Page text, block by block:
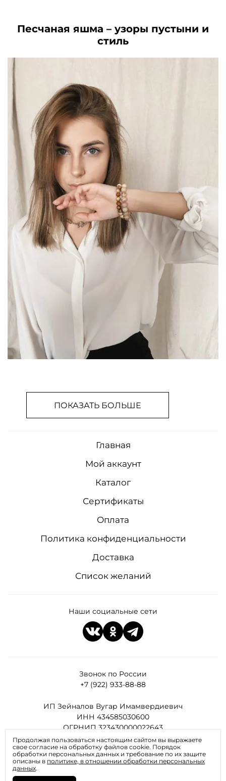
Песчаная яшма – узоры пустыни и
стиль
ПОКАЗАТЬ БОЛЬШЕ
Звонок по России
+7 (922) 933-88-88
ИП Зейналов Вугар Имамвердиевич
ИНН 434585030600
ОГРНИП 323430000022643
Все права защищены
Главная
Мой аккаунт
Каталог
Сертификаты
Оплата
Политика конфиденциальности
Доставка
Список желаний
Наши социальные сети
Продолжая пользоваться настоящим сайтом вы выражаете
свое согласие на обработку файлов cookie. Порядок
обработки персональных данных и требование по их защите
описаны в политике, в отношении обработки персональных
данных.